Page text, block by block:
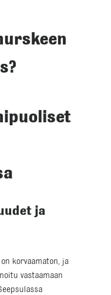
ja
korvaamaton, ja
vastaamaan